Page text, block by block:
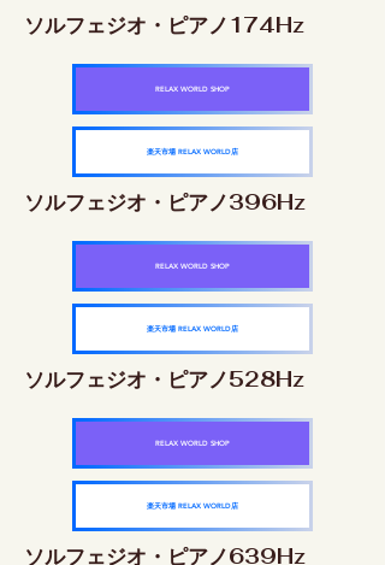
ソルフェジオ・ピアノ174Hz
RELAX WORLD SHOP
楽天市場 RELAX WORLD店
ソルフェジオ・ピアノ396Hz
RELAX WORLD SHOP
楽天市場 RELAX WORLD店
ソルフェジオ・ピアノ528Hz
RELAX WORLD SHOP
楽天市場 RELAX WORLD店
ソルフェジオ・ピアノ639Hz